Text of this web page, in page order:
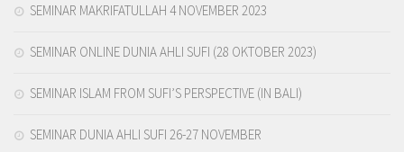
SEMINAR MAKRIFATULLAH 4 NOVEMBER 2023
SEMINAR ONLINE DUNIA AHLI SUFI (28 OKTOBER 2023)
SEMINAR ISLAM FROM SUFI’S PERSPECTIVE (IN BALI)
SEMINAR DUNIA AHLI SUFI 26-27 NOVEMBER